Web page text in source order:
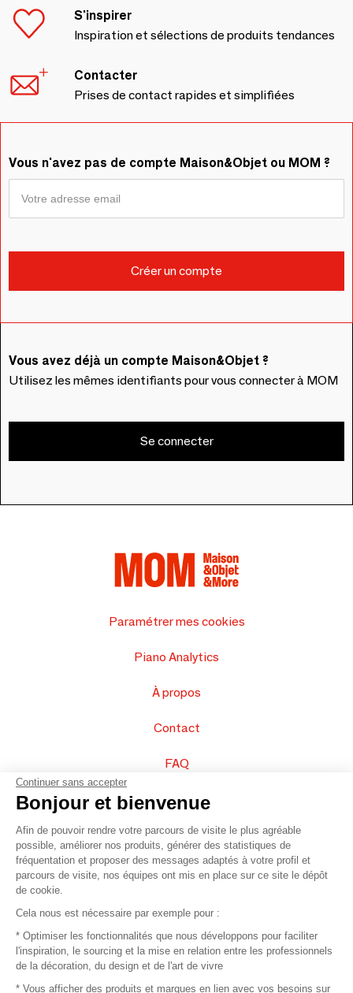
S'inspirer
Inspiration et sélections de produits tendances
Contacter
Prises de contact rapides et simplifiées
Vous n'avez pas de compte Maison&Objet ou MOM ?
Vous avez déjà un compte Maison&Objet ?
Utilisez les mêmes identifiants pour vous connecter à MOM
Se connecter
Paramétrer mes cookies
Piano Analytics
À propos
Contact
FAQ
Vendez vos produits
Plan du site
© 2016 –Organisation SAFI
Recrutement
Continuer sans accepter
Bonjour et bienvenue
Afin de pouvoir rendre votre parcours de visite le plus agréable
possible, améliorer nos produits, générer des statistiques de
fréquentation et proposer des messages adaptés à votre profil et
parcours de visite, nos équipes ont mis en place sur ce site le dépôt
de cookie.
Cela nous est nécessaire par exemple pour :
* Optimiser les fonctionnalités que nous développons pour faciliter
l'inspiration, le sourcing et la mise en relation entre les professionnels
de la décoration, du design et de l'art de vivre
* Vous afficher des produits et marques en lien avec vos besoins sur